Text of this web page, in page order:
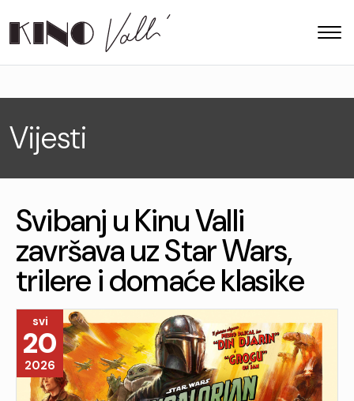
Vijesti
Svibanj u Kinu Valli
završava uz Star Wars,
trilere i domaće klasike
svi
20
2026